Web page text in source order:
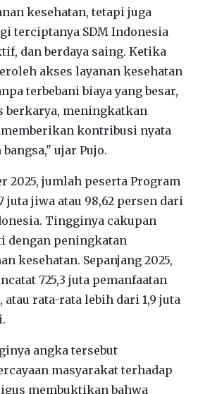
kesehatan, tetapi juga
terciptanya SDM Indonesia
dan berdaya saing. Ketika
akses layanan kesehatan
terbebani biaya yang besar,
berkarya, meningkatkan
kontribusi nyata
ujar Pujo.
2025, jumlah peserta Program
juta jiwa atau 98,62 persen dari
Tingginya cakupan
dengan peningkatan
kesehatan. Sepanjang 2025,
725,3 juta pemanfaatan
atau rata-rata lebih dari 1,9 juta
angka tersebut
masyarakat terhadap
membuktikan bahwa